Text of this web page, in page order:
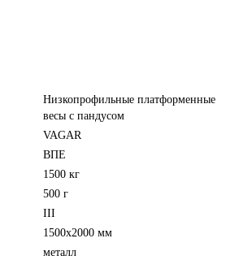
Низкопрофильные платформенные
весы с пандусом
VAGAR
ВПЕ
1500 кг
500 г
III
1500х2000 мм
металл